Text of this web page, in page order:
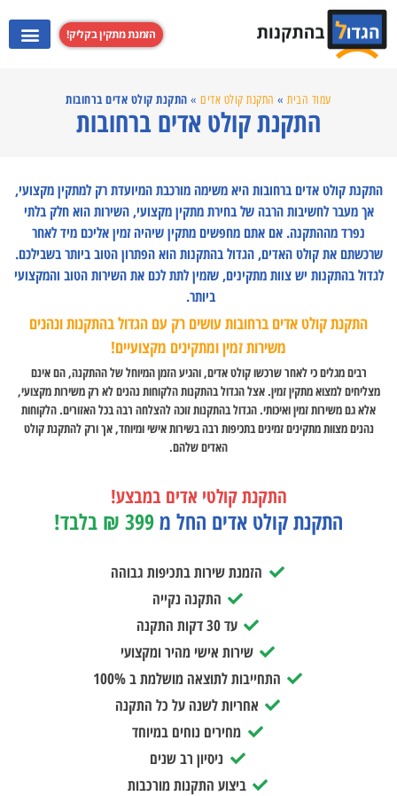
הזמנת מתקין בקליק!
עמוד הבית» התקנת קולט אדים » התקנת קולט אדים ברחובות
התקנת קולט אדים ברחובות
התקנת קולט אדים ברחובות היא משימה מורכבת המיועדת רק למתקין מקצועי,
אך מעבר לחשיבות הרבה של בחירת מתקין מקצועי, השירות הוא חלק בלתי
נפרד מההתקנה. אם אתם מחפשים מתקין שיהיה זמין אליכם מיד לאחר
שרכשתם את קולט האדים, הגדול בהתקנות הוא הפתרון הטוב ביותר בשבילכם.
לגדול בהתקנות יש צוות מתקינים, שזמין לתת לכם את השירות הטוב והמקצועי
ביותר.
התקנת קולט אדים ברחובות עושים רק עם הגדול בהתקנות ונהנים
משירות זמין ומתקינים מקצועיים!
רבים מגלים כי לאחר שרכשו קולט אדים, והגיע הזמן המיוחל של ההתקנה, הם אינם
מצליחים למצוא מתקין זמין. אצל הגדול בהתקנות הלקוחות נהנים לא רק משירות מקצועי,
אלא גם משירות זמין ואיכותי. הגדול בהתקנות זוכה להצלחה רבה בכל האזורים. הלקוחות
נהנים מצוות מתקינים זמינים בתכיפות רבה בשירות אישי ומיוחד, אך ורק להתקנת קולט
האדים שלהם.
התקנת קולטי אדים במבצע!
התקנת קולט אדים החל מ399 ₪ בלבד!
הזמנת שירות בתכיפות גבוהה
התקנה נקייה
עד 30 דקות התקנה
שירות אישי מהיר ומקצועי
התחייבות לתוצאה מושלמת ב 100%
אחריות לשנה על כל התקנה
מחירים נוחים במיוחד
ניסיון רב שנים
ביצוע התקנות מורכבות